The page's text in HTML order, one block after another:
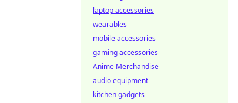
laptop accessories
wearables
mobile accessories
gaming accessories
Anime Merchandise
audio equipment
kitchen gadgets